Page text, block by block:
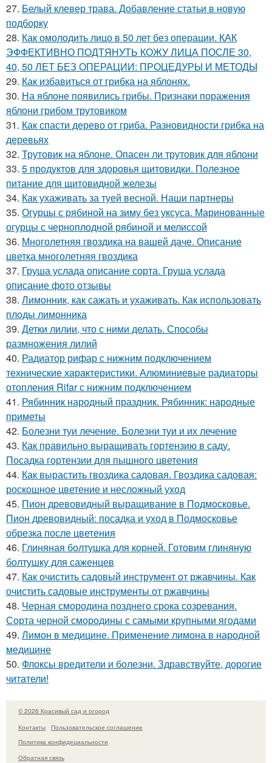
27. Белый клевер трава. Добавление статьи в новую
подборку
28. Как омолодить лицо в 50 лет без операции. КАК
ЭФФЕКТИВНО ПОДТЯНУТЬ КОЖУ ЛИЦА ПОСЛЕ 30,
40, 50 ЛЕТ БЕЗ ОПЕРАЦИИ: ПРОЦЕДУРЫ И МЕТОДЫ
29. Как избавиться от грибка на яблонях.
30. На яблоне появились грибы. Признаки поражения
яблони грибом трутовиком
31. Как спасти дерево от гриба. Разновидности грибка на
деревьях
32. Трутовик на яблоне. Опасен ли трутовик для яблони
33. 5 продуктов для здоровья щитовидки. Полезное
питание для щитовидной железы
34. Как ухаживать за туей весной. Наши партнеры
35. Огурцы с рябиной на зиму без уксуса. Маринованные
огурцы с черноплодной рябиной и мелиссой
36. Многолетняя гвоздика на вашей даче. Описание
цветка многолетняя гвоздика
37. Груша услада описание сорта. Груша услада
описание фото отзывы
38. Лимонник, как сажать и ухаживать. Как использовать
плоды лимонника
39. Детки лилии, что с ними делать. Способы
размножения лилий
40. Радиатор рифар с нижним подключением
технические характеристики. Алюминиевые радиаторы
отопления Rifar с нижним подключением
41. Рябинник народный праздник. Рябинник: народные
приметы
42. Болезни туи лечение. Болезни туи и их лечение
43. Как правильно выращивать гортензию в саду.
Посадка гортензии для пышного цветения
44. Как вырастить гвоздика садовая. Гвоздика садовая:
роскошное цветение и несложный уход
45. Пион древовидный выращивание в Подмосковье.
Пион древовидный: посадка и уход в Подмосковье
обрезка после цветения
46. Глиняная болтушка для корней. Готовим глиняную
болтушку для саженцев
47. Как очистить садовый инструмент от ржавчины. Как
очистить садовые инструменты от ржавчины
48. Черная смородина позднего срока созревания.
Сорта черной смородины с самыми крупными ягодами
49. Лимон в медицине. Применение лимона в народной
медицине
50. Флоксы вредители и болезни. Здравствуйте, дорогие
читатели!
© 2026 Красивый сад и огород
Контакты
Пользовательское соглашение
Политика конфидециальности
Обратная связь